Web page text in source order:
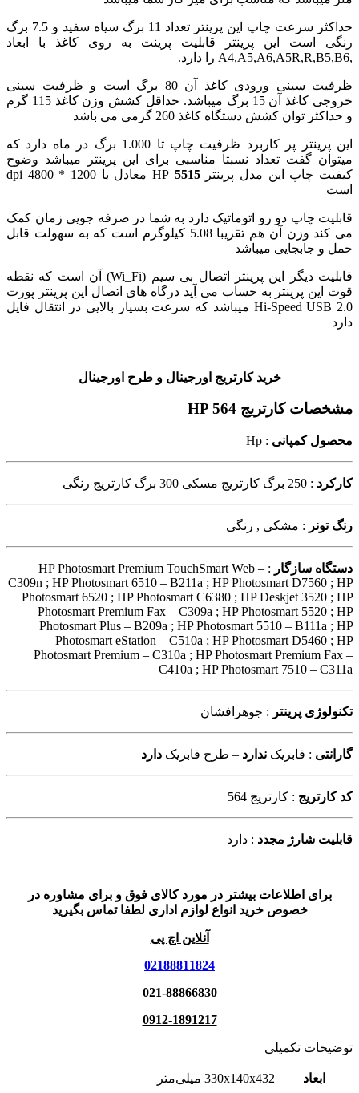
حداکثر سرعت چاپ این پرینتر تعداد 11 برگ سیاه سفید و 7.5 برگ
رنگی است این پرینتر قابلیت پرینت به روی کاغذ با ابعاد
,A4,A5,A6,A5R,R,B5,B6 را دارد.
ظرفیت سینی ورودی کاغذ آن 80 برگ است و ظرفیت سینی
خروجی کاغذ آن 15 برگ میباشد. حداقل کشش وزن کاغذ 115 گرم
و حداکثر توان کشش دستگاه کاغذ 260 گرمی می باشد
این پرینتر پر کاربرد ظرفیت چاپ تا 1.000 برگ در ماه دارد که
میتوان گفت تعداد نسبتا مناسبی برای این پرینتر میباشد وضوح
کیفیت چاپ این مدل پرینتر5515
HP
معادل با 1200 * 4800 dpi
است
قابلیت چاپ دو رو اتوماتیک دارد به شما در صرفه جویی زمان کمک
می کند وزن آن هم تقریبا 5.08 کیلوگرم است که به سهولت قابل
حمل و جابجایی میباشد
قابلیت دیگر این پرینتر اتصال بی سیم (Wi_Fi) آن است که نقطه
قوت این پرینتر به حساب می آِید درگاه های اتصال این پرینتر پورت
Hi-Speed USB 2.0 میباشد که سرعت بسیار بالایی در انتقال فایل
دارد
خرید کارتریج اورجینال و طرح اورجینال
مشخصات کارتریج HP 564
محصول کمپانی : Hp
کارکرد : 250 برگ کارتریج مسکی 300 برگ کارتریج رنگی
رنگ تونر : مشکی , رنگی
دستگاه سازگار
: HP Photosmart Premium TouchSmart Web –
C309n ; HP Photosmart 6510 – B211a ; HP Photosmart D7560 ; HP
Photosmart 6520 ; HP Photosmart C6380 ; HP Deskjet 3520 ; HP
Photosmart Premium Fax – C309a ; HP Photosmart 5520 ; HP
Photosmart Plus – B209a ; HP Photosmart 5510 – B111a ; HP
Photosmart eStation – C510a ; HP Photosmart D5460 ; HP
Photosmart Premium – C310a ; HP Photosmart Premium Fax –
C410a ; HP Photosmart 7510 – C311a
تکنولوژی پرینتر : جوهرافشان
گارانتی : فابریک ندارد – طرح فابریک دارد
کد کارتریج : کارتریج 564
قابلیت شارژ مجدد : دارد
برای اطلاعات بیشتر در مورد کالای فوق و برای مشاوره در
خصوص خرید انواع لوازم اداری لطفا تماس بگیرید
آنلاین اچ پی
02188811824
021-88866830
0912-1891217
توضیحات تکمیلی
ابعاد 330x140x432 میلی‌متر